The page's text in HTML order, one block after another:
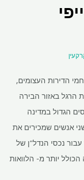
הדירות העצומים,
הרגל באזור הבירה
הגדול במדינה
אנשים שמכירים את
עבור נכסי הנדל"ן של
הכולל יותר מ- הלוואות